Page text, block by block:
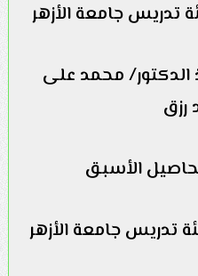
جامعة الأزهر
الدكتور/ محمد على
رزق
الأسبق
تدريس جامعة الأزهر